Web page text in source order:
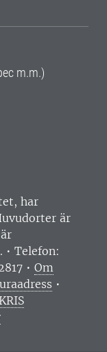
m.m.)
har
är
• Telefon:
• Om
•